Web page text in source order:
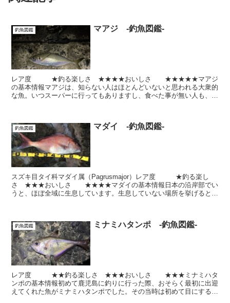
釣魚図鑑 マアジ -釣魚図鑑-
レア度 ★釣る楽しさ ★★★★おいしさ ★★★★★マアジ
の基本情報マアジは、知らない人はほとんどいないと思われる大衆的
な魚。いつスーパーに行ってもありますし、食べた事が無い人も、よ
釣魚図鑑 マダイ -釣魚図鑑-
スズキ目タイ科マダイ属（Pagrusmajor）レア度 ★釣る楽し
さ ★★★おいしさ ★★★★マダイの基本情報日本の沿岸部でい
うと、ほぼ全域に生息しています。生息していない場所を挙げると、
釣魚図鑑 ミナミハタンポ ‐釣魚図鑑‐
レア度 ★★釣る楽しさ ★★★おいしさ ★★★ミナミハタ
ンポの基本情報初めて鹿児島に釣りに行った際、おそらく最初に出迎
えてくれた魚がミナミハタンポでした。その当時は初めて目にする魚